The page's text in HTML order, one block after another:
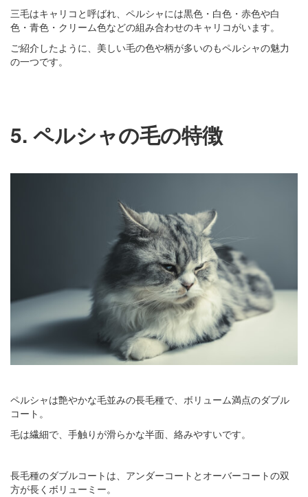
三毛はキャリコと呼ばれ、ペルシャには黒色・白色・赤色や白
色・青色・クリーム色などの組み合わせのキャリコがいます。
ご紹介したように、美しい毛の色や柄が多いのもペルシャの魅力
の一つです。
5. ペルシャの毛の特徴
ペルシャは艶やかな毛並みの長毛種で、ボリューム満点のダブル
コート。
毛は繊細で、手触りが滑らかな半面、絡みやすいです。
長毛種のダブルコートは、アンダーコートとオーバーコートの双
方が長くボリューミー。